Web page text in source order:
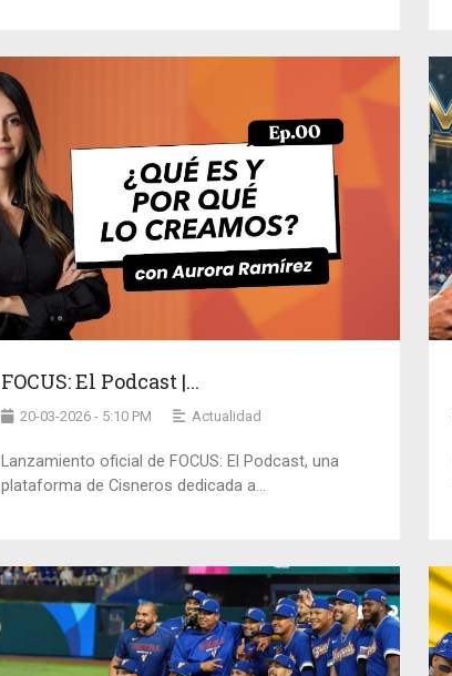
FOCUS: El Podcast |...
20-03-2026 - 5:10 PM Actualidad
Lanzamiento oficial de FOCUS: El Podcast, una
plataforma de Cisneros dedicada a...